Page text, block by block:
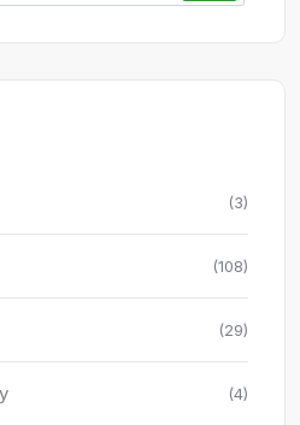
(3)
(108)
(29)
(4)